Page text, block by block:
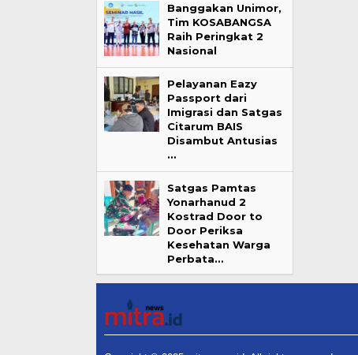
Banggakan Unimor,
Tim KOSABANGSA
Raih Peringkat 2
Nasional
Pelayanan Eazy
Passport dari
Imigrasi dan Satgas
Citarum BAIS
Disambut Antusias
…
Satgas Pamtas
Yonarhanud 2
Kostrad Door to
Door Periksa
Kesehatan Warga
Perbata…